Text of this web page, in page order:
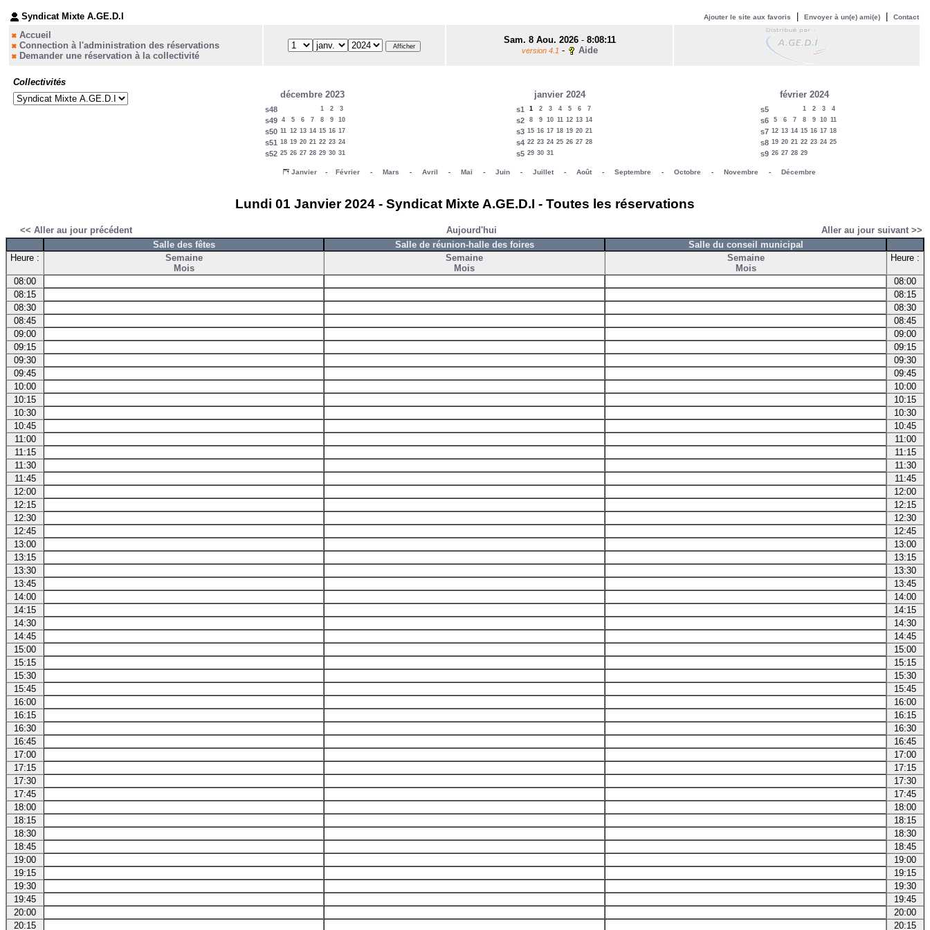
Syndicat Mixte A.GE.D.I Ajouter le site aux favoris Envoyer à un(e) ami(e) Contact
Accueil
Connection à l'administration des réservations
Demander une réservation à la collectivité
Sam. 8 Aou. 2026- 8:08:11
version 4.1 - Aide
Collectivités
décembre 2023
s48 1 2 3
s49 4 5 6 7 8 9 10
s50 11 12 13 14 15 16 17
s51 18 19 20 21 22 23 24
s52 25 26 27 28 29 30 31
janvier 2024
s1 1 2 3 4 5 6 7
s2 8 9 10 11 12 13 14
s3 15 16 17 18 19 20 21
s4 22 23 24 25 26 27 28
s5 29 30 31
février 2024
s5 1 2 3 4
s6 5 6 7 8 9 10 11
s7 12 13 14 15 16 17 18
s8 19 20 21 22 23 24 25
s9 26 27 28 29
Janvier- Février- Mars - Avril - Mai - Juin- Juillet- Août- Septembre - Octobre - Novembre - Décembre
Lundi 01 Janvier 2024 - Syndicat Mixte A.GE.D.I - Toutes les réservations
<< Aller au jour précédent Aujourd'hui
Aller au jour suivant >>
Salle des fêtes
Salle de réunion-halle des foires
Salle du conseil municipal
Heure :
Semaine
Mois
Semaine
Mois
Semaine
Mois
Heure :
08:00
08:00
08:15
08:15
08:30
08:30
08:45
08:45
09:00
09:00
09:15
09:15
09:30
09:30
09:45
09:45
10:00
10:00
10:15
10:15
10:30
10:30
10:45
10:45
11:00
11:00
11:15
11:15
11:30
11:30
11:45
11:45
12:00
12:00
12:15
12:15
12:30
12:30
12:45
12:45
13:00
13:00
13:15
13:15
13:30
13:30
13:45
13:45
14:00
14:00
14:15
14:15
14:30
14:30
14:45
14:45
15:00
15:00
15:15
15:15
15:30
15:30
15:45
15:45
16:00
16:00
16:15
16:15
16:30
16:30
16:45
16:45
17:00
17:00
17:15
17:15
17:30
17:30
17:45
17:45
18:00
18:00
18:15
18:15
18:30
18:30
18:45
18:45
19:00
19:00
19:15
19:15
19:30
19:30
19:45
19:45
20:00
20:00
20:15
20:15